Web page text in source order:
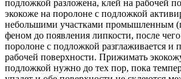
подложкой разложена, клей на рабочей
экокоже на поролоне с подложкой
небольшими участками промышленным
феном до появления липкости, после
поролоне с подложкой разглаживается и
рабочей поверхности. Прижимать
подложкой нужно до тех пор, пока